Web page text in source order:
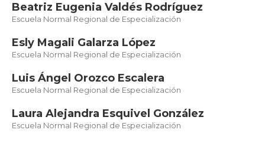
Beatriz Eugenia Valdés Rodríguez
Escuela Normal Regional de Especialización
Esly Magali Galarza López
Escuela Normal Regional de Especialización
Luis Ángel Orozco Escalera
Escuela Normal Regional de Especialización
Laura Alejandra Esquivel González
Escuela Normal Regional de Especialización